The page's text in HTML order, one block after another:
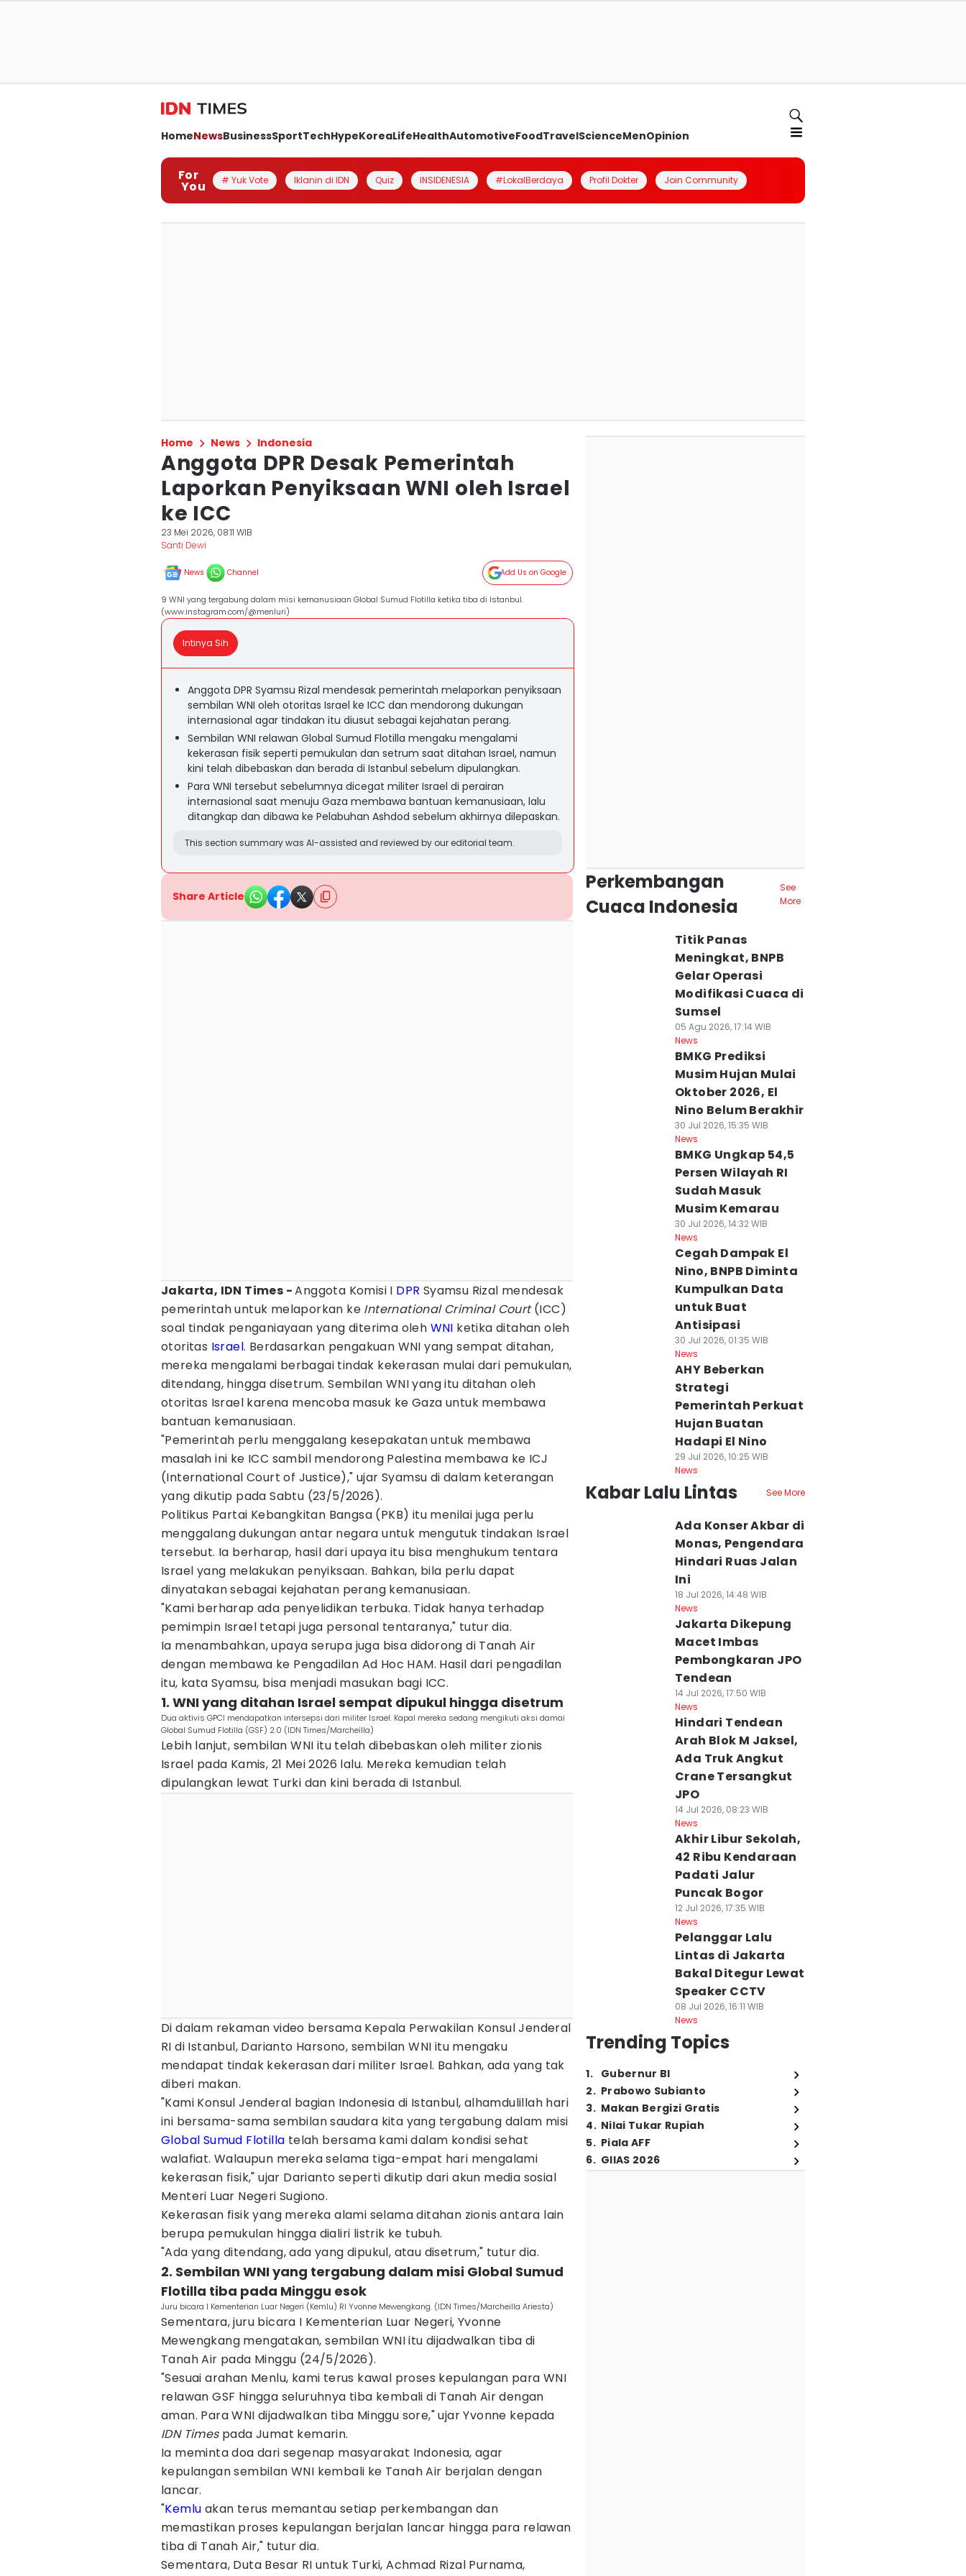
HomeNewsBusinessSportTechHypeKoreaLifeHealthAutomotiveFoodTravelScienceMenOpinion
For
You # Yuk Vote Iklanin di IDN Quiz INSIDENESIA #LokalBerdaya Profil Dokter Join Community
Home News Indonesia
Anggota DPR Desak Pemerintah
Laporkan Penyiksaan WNI oleh Israel
ke ICC
23 Mei 2026, 08:11 WIB
Santi Dewi
News Channel Add Us on Google
9 WNI yang tergabung dalam misi kemanusiaan Global Sumud Flotilla ketika tiba di Istanbul.
(www.instagram.com/@menluri)
Intinya Sih
Anggota DPR Syamsu Rizal mendesak pemerintah melaporkan penyiksaan
sembilan WNI oleh otoritas Israel ke ICC dan mendorong dukungan
internasional agar tindakan itu diusut sebagai kejahatan perang.
Sembilan WNI relawan Global Sumud Flotilla mengaku mengalami
kekerasan fisik seperti pemukulan dan setrum saat ditahan Israel, namun
kini telah dibebaskan dan berada di Istanbul sebelum dipulangkan.
Para WNI tersebut sebelumnya dicegat militer Israel di perairan
internasional saat menuju Gaza membawa bantuan kemanusiaan, lalu
ditangkap dan dibawa ke Pelabuhan Ashdod sebelum akhirnya dilepaskan.
This section summary was AI-assisted and reviewed by our editorial team.
Share Article
Jakarta, IDN Times -Anggota Komisi I DPR Syamsu Rizal mendesak
pemerintah untuk melaporkan ke International Criminal Court(ICC)
soal tindak penganiayaan yang diterima oleh WNI ketika ditahan oleh
otoritas Israel. Berdasarkan pengakuan WNI yang sempat ditahan,
mereka mengalami berbagai tindak kekerasan mulai dari pemukulan,
ditendang, hingga disetrum. Sembilan WNI yang itu ditahan oleh
otoritas Israel karena mencoba masuk ke Gaza untuk membawa
bantuan kemanusiaan.
"Pemerintah perlu menggalang kesepakatan untuk membawa
masalah ini ke ICC sambil mendorong Palestina membawa ke ICJ
(International Court of Justice)," ujar Syamsu di dalam keterangan
yang dikutip pada Sabtu (23/5/2026).
Politikus Partai Kebangkitan Bangsa (PKB) itu menilai juga perlu
menggalang dukungan antar negara untuk mengutuk tindakan Israel
tersebut. Ia berharap, hasil dari upaya itu bisa menghukum tentara
Israel yang melakukan penyiksaan. Bahkan, bila perlu dapat
dinyatakan sebagai kejahatan perang kemanusiaan.
"Kami berharap ada penyelidikan terbuka. Tidak hanya terhadap
pemimpin Israel tetapi juga personal tentaranya," tutur dia.
Ia menambahkan, upaya serupa juga bisa didorong di Tanah Air
dengan membawa ke Pengadilan Ad Hoc HAM. Hasil dari pengadilan
itu, kata Syamsu, bisa menjadi masukan bagi ICC.
1. WNI yang ditahan Israel sempat dipukul hingga disetrum
Dua aktivis GPCI mendapatkan intersepsi dari militer Israel. Kapal mereka sedang mengikuti aksi damai
Global Sumud Flotilla (GSF) 2.0 (IDN Times/Marcheilla)
Lebih lanjut, sembilan WNI itu telah dibebaskan oleh militer zionis
Israel pada Kamis, 21 Mei 2026 lalu. Mereka kemudian telah
dipulangkan lewat Turki dan kini berada di Istanbul.
Di dalam rekaman video bersama Kepala Perwakilan Konsul Jenderal
RI di Istanbul, Darianto Harsono, sembilan WNI itu mengaku
mendapat tindak kekerasan dari militer Israel. Bahkan, ada yang tak
diberi makan.
"Kami Konsul Jenderal bagian Indonesia di Istanbul, alhamdulillah hari
ini bersama-sama sembilan saudara kita yang tergabung dalam misi
Global Sumud Flotilla telah bersama kami dalam kondisi sehat
walafiat. Walaupun mereka selama tiga-empat hari mengalami
kekerasan fisik," ujar Darianto seperti dikutip dari akun media sosial
Menteri Luar Negeri Sugiono.
Kekerasan fisik yang mereka alami selama ditahan zionis antara lain
berupa pemukulan hingga dialiri listrik ke tubuh.
"Ada yang ditendang, ada yang dipukul, atau disetrum," tutur dia.
2. Sembilan WNI yang tergabung dalam misi Global Sumud
Flotilla tiba pada Minggu esok
Juru bicara I Kementerian Luar Negeri (Kemlu) RI Yvonne Mewengkang. (IDN Times/Marcheilla Ariesta)
Sementara, juru bicara I Kementerian Luar Negeri, Yvonne
Mewengkang mengatakan, sembilan WNI itu dijadwalkan tiba di
Tanah Air pada Minggu (24/5/2026).
"Sesuai arahan Menlu, kami terus kawal proses kepulangan para WNI
relawan GSF hingga seluruhnya tiba kembali di Tanah Air dengan
aman. Para WNI dijadwalkan tiba Minggu sore," ujar Yvonne kepada
IDN Times pada Jumat kemarin.
Ia meminta doa dari segenap masyarakat Indonesia, agar
kepulangan sembilan WNI kembali ke Tanah Air berjalan dengan
lancar.
"Kemlu akan terus memantau setiap perkembangan dan
memastikan proses kepulangan berjalan lancar hingga para relawan
tiba di Tanah Air," tutur dia.
Sementara, Duta Besar RI untuk Turki, Achmad Rizal Purnama,
Perkembangan
Cuaca Indonesia
See
More
Titik Panas
Meningkat, BNPB
Gelar Operasi
Modifikasi Cuaca di
Sumsel
05 Agu 2026, 17:14 WIB
News
BMKG Prediksi
Musim Hujan Mulai
Oktober 2026, El
Nino Belum Berakhir
30 Jul 2026, 15:35 WIB
News
BMKG Ungkap 54,5
Persen Wilayah RI
Sudah Masuk
Musim Kemarau
30 Jul 2026, 14:32 WIB
News
Cegah Dampak El
Nino, BNPB Diminta
Kumpulkan Data
untuk Buat
Antisipasi
30 Jul 2026, 01:35 WIB
News
AHY Beberkan
Strategi
Pemerintah Perkuat
Hujan Buatan
Hadapi El Nino
29 Jul 2026, 10:25 WIB
News
Kabar Lalu Lintas See More
Ada Konser Akbar di
Monas, Pengendara
Hindari Ruas Jalan
Ini
18 Jul 2026, 14:48 WIB
News
Jakarta Dikepung
Macet Imbas
Pembongkaran JPO
Tendean
14 Jul 2026, 17:50 WIB
News
Hindari Tendean
Arah Blok M Jaksel,
Ada Truk Angkut
Crane Tersangkut
JPO
14 Jul 2026, 08:23 WIB
News
Akhir Libur Sekolah,
42 Ribu Kendaraan
Padati Jalur
Puncak Bogor
12 Jul 2026, 17:35 WIB
News
Pelanggar Lalu
Lintas di Jakarta
Bakal Ditegur Lewat
Speaker CCTV
08 Jul 2026, 16:11 WIB
News
Trending Topics
1. Gubernur BI
2. Prabowo Subianto
3. Makan Bergizi Gratis
4. Nilai Tukar Rupiah
5. Piala AFF
6. GIIAS 2026